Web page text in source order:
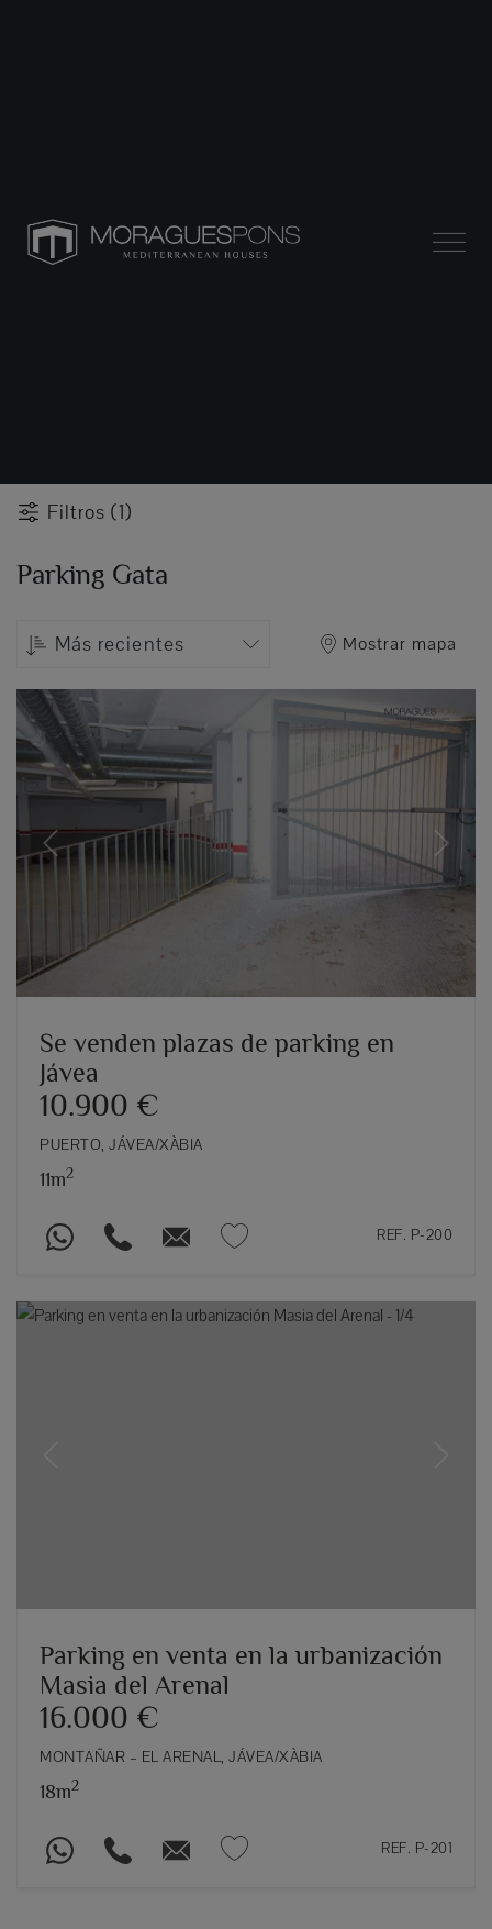
Filtros (1)
Parking Gata
Más recientes Mostrar mapa
Previous Next
Se venden plazas de parking en
Jávea
10.900 €
PUERTO, JÁVEA/XÀBIA
11m2
REF. P-200
Parking en venta en la urbanización
Masia del Arenal
16.000 €
MONTAÑAR – EL ARENAL, JÁVEA/XÀBIA
18m2
REF. P-201